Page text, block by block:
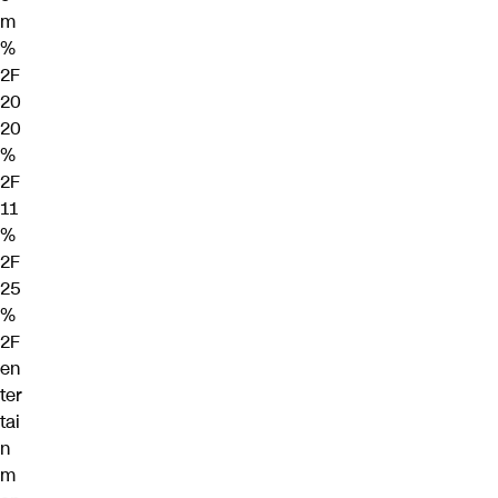
m
%
2F
20
20
%
2F
11
%
2F
25
%
2F
en
ter
tai
n
m